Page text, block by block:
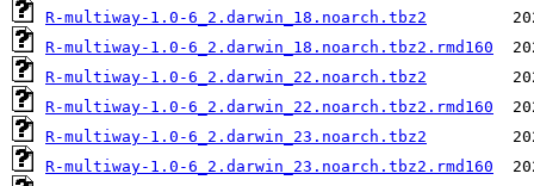
R-multiway-1.0-6_2.darwin_18.noarch.tbz2
R-multiway-1.0-6_2.darwin_18.noarch.tbz2.rmd160
R-multiway-1.0-6_2.darwin_22.noarch.tbz2
R-multiway-1.0-6_2.darwin_22.noarch.tbz2.rmd160
R-multiway-1.0-6_2.darwin_23.noarch.tbz2
R-multiway-1.0-6_2.darwin_23.noarch.tbz2.rmd160